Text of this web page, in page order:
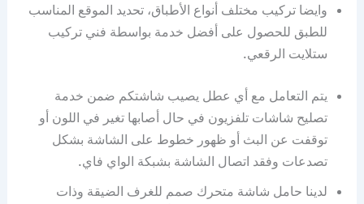
وايضا تركيب مختلف أنواع الأطباق، تحديد الموقع المناسب
للطبق للحصول على أفضل خدمة بواسطة فني تركيب
ستلايت الرقعي.
يتم التعامل مع أي عطل يصيب شاشتكم ضمن خدمة
تصليح شاشات تلفزيون في حال أصابها تغير في اللون أو
توقفت عن البث أو ظهور خطوط على الشاشة بشكل
تصدعات وفقد اتصال الشاشة بشبكة الواي فاي.
لدينا حامل شاشة متحرك صمم للغرف الضيقة وذات